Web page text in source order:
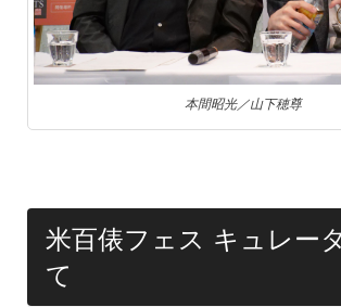
本間昭光／山下穂尊
米百俵フェス キュレー
て